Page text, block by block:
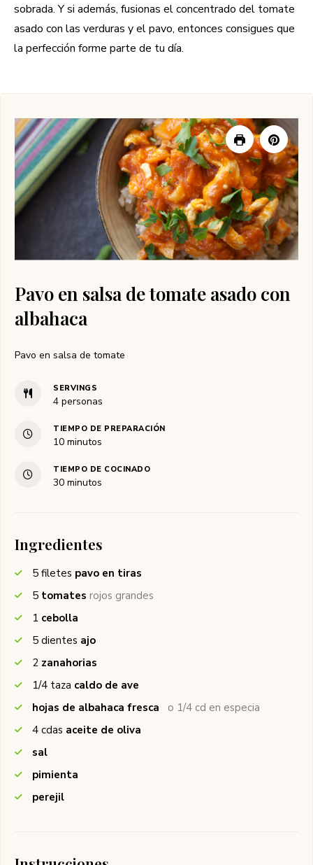
sobrada. Y si además, fusionas el concentrado del tomate
asado con las verduras y el pavo, entonces consigues que
la perfección forme parte de tu día.
Pavo en salsa de tomate asado con
albahaca
Pavo en salsa de tomate
SERVINGS
4 personas
TIEMPO DE PREPARACIÓN
10minutos
minutos
TIEMPO DE COCINADO
30minutos
minutos
Ingredientes
5 filetes pavo en tiras
5 tomates rojos grandes
1 cebolla
5 dientes ajo
2 zanahorias
1/4 taza caldo de ave
hojas de albahaca fresca
o 1/4 cd en especia
4 cdas aceite de oliva
sal
pimienta
perejil